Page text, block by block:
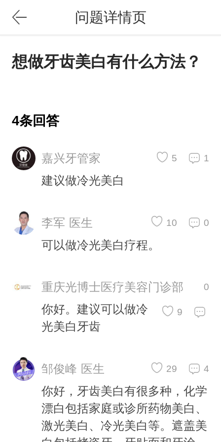
问题详情页
想做牙齿美白有什么方法？
4条回答
嘉兴牙管家 1
5
建议做冷光美白
李军 医生 0
10
可以做冷光美白疗程。
重庆光博士医疗美容门诊部 0
9
你好。建议可以做冷
光美白牙齿
邹俊峰 医生 4
29
你好，牙齿美白有很多种，化学
漂白包括家庭或诊所药物美白、
激光美白、冷光美白等。遮盖美